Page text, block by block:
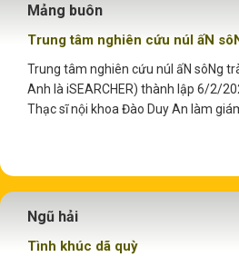
Mảng buôn
Trung tâm nghiên cứu núI ấN
Trung tâm nghiên cứu núI ấN sôNg
Anh là iSEARCHER) thành lập 6/2/
Thạc sĩ nội khoa Đào Duy An làm giám
Ngũ hải
Tình khúc dã quỳ